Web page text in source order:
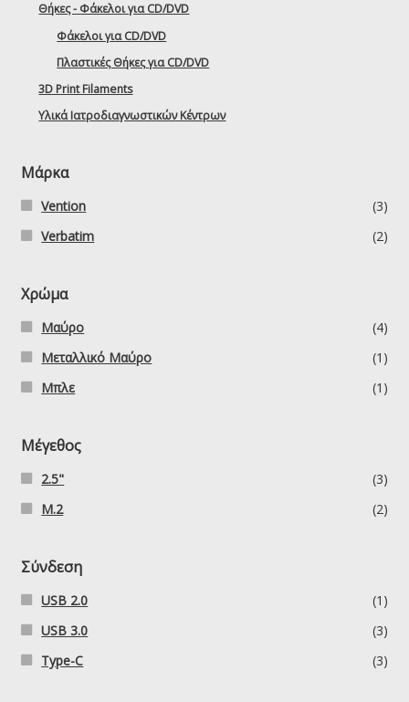
Θήκες - Φάκελοι για CD/DVD
Φάκελοι για CD/DVD
Πλαστικές Θήκες για CD/DVD
3D Print Filaments
Υλικά Ιατροδιαγνωστικών Κέντρων
Μάρκα
Vention
(3)
Verbatim
(2)
Χρώμα
Μαύρο
(4)
Μεταλλικό Μαύρο
(1)
Μπλε
(1)
Μέγεθος
2.5"
(3)
M.2
(2)
Σύνδεση
USB 2.0
(1)
USB 3.0
(3)
Type-C
(3)